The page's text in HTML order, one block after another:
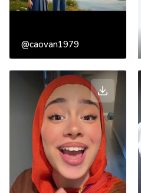
@caovan1979